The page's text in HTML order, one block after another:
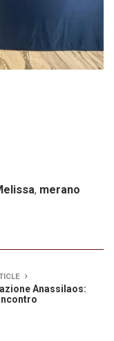
, merano
Anassilaos: